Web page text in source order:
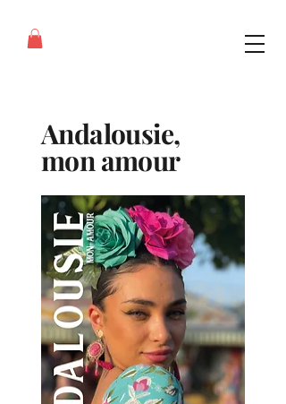
Andalousie,
mon amour